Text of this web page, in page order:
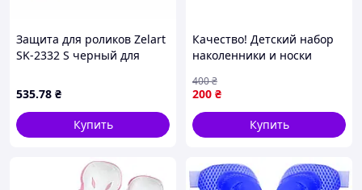
Защита для роликов Zelart
SK-2332 S черный для
535.78 ₴
Купить
Качество! Детский набор
наколенники и носки
- Гарантия! Сервис!
200 ₴
400₴
Купить